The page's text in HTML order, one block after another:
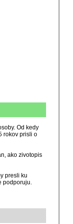
Od kedy
rokov prisli o
ako zivotopis
presli ku
podporuju.